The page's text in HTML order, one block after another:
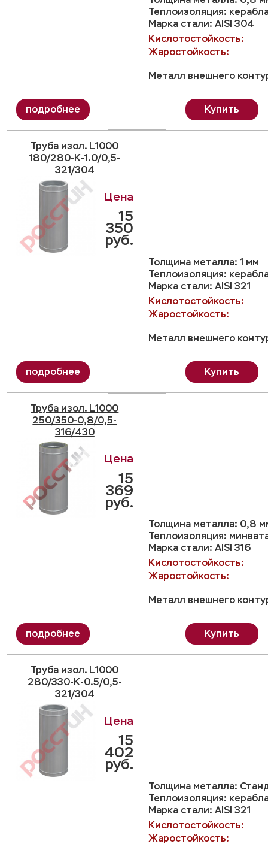
Теплоизоляция:
Марка стали: AISI 304
Кислотостойкость:
Жаростойкость:
Металл внешнего
Купить
Труба изол. L1000
180/280-K-1.0/0,5-
321/304
Толщина металла: 1 мм
Теплоизоляция:
Марка стали: AISI 321
Кислотостойкость:
Жаростойкость:
Металл внешнего
15
350
руб.
Купить
Труба изол. L1000
250/350-0,8/0,5-
316/430
Толщина металла: 0,8
Теплоизоляция:
Марка стали: AISI 316
Кислотостойкость:
Жаростойкость:
Металл внешнего
15
369
руб.
Купить
Труба изол. L1000
280/330-K-0.5/0,5-
321/304
Толщина металла:
Теплоизоляция:
Марка стали: AISI 321
Кислотостойкость:
Жаростойкость:
15
402
руб.